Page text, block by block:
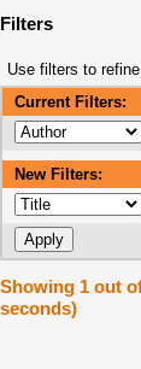
Filters
Use filters to
Current Filters:
New Filters:
Showing 1 out
seconds)